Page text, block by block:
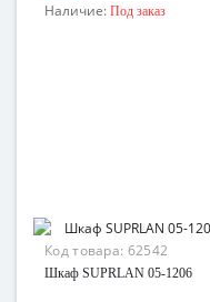
Наличие: Под заказ
Код товара: 62542
Шкаф SUPRLAN 05-1206